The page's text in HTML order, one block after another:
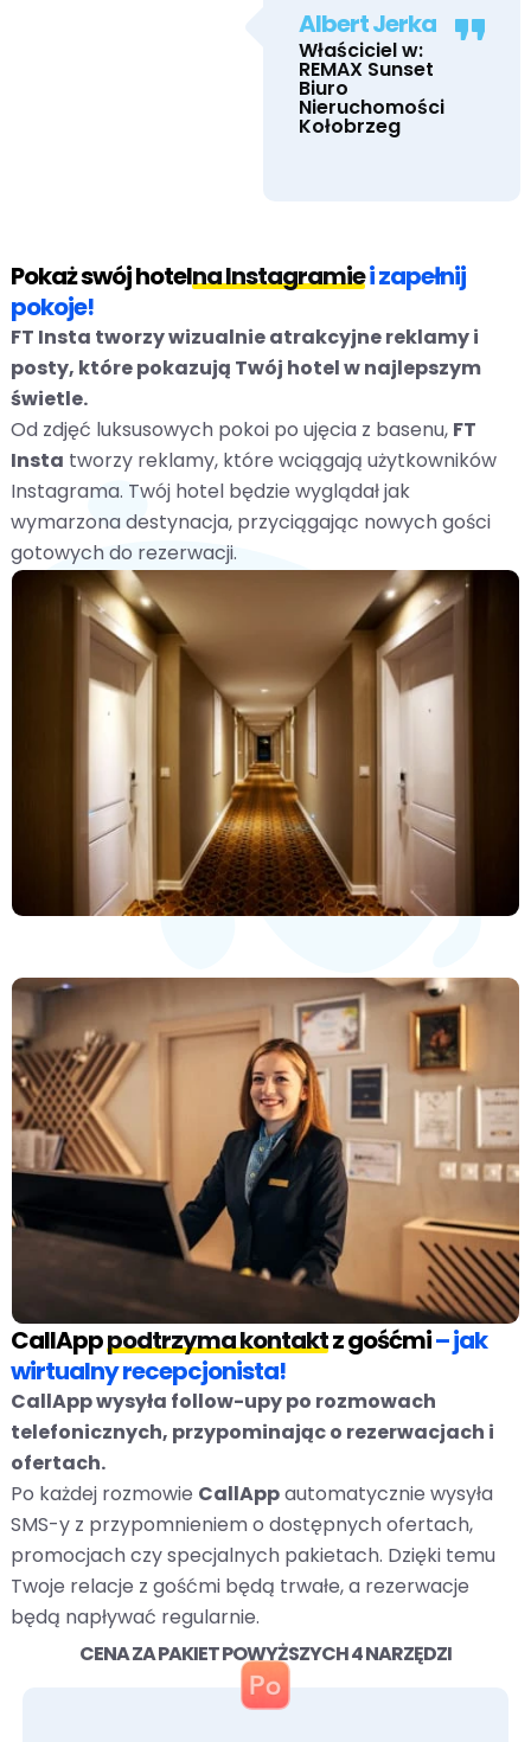
Albert Jerka
Właściciel w:
REMAX Sunset
Biuro
Nieruchomości
Kołobrzeg
Pokaż swój hotelna Instagramiei zapełnij
pokoje!
FT Insta tworzy wizualnie atrakcyjne reklamy i
posty, które pokazują Twój hotel w najlepszym
świetle.
Od zdjęć luksusowych pokoi po ujęcia z basenu, FT
Insta tworzy reklamy, które wciągają użytkowników
Instagrama. Twój hotel będzie wyglądał jak
wymarzona destynacja, przyciągając nowych gości
gotowych do rezerwacji.
CallApppodtrzyma kontaktz gośćmi– jak
wirtualny recepcjonista!
CallApp wysyła follow-upy po rozmowach
telefonicznych, przypominając o rezerwacjach i
ofertach.
Po każdej rozmowie CallAppautomatycznie wysyła
SMS-y z przypomnieniem o dostępnych ofertach,
promocjach czy specjalnych pakietach. Dzięki temu
Twoje relacje z gośćmi będą trwałe, a rezerwacje
będą napływać regularnie.
CENA ZA PAKIET POWYŻSZYCH 4 NARZĘDZI